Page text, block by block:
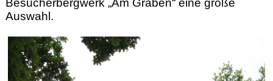
Besucherbergwerk „Am Graben“ eine große
Auswahl.